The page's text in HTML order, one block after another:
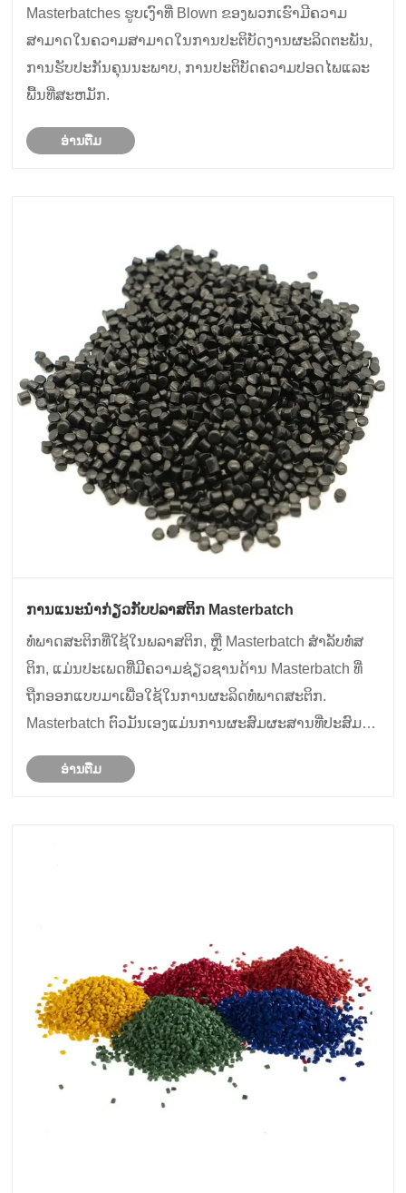
Masterbatches ຮູບເງົາທີ່ Blown ຂອງພວກເຮົາມີຄວາມ
ສາມາດໃນຄວາມສາມາດໃນການປະຕິບັດງານຜະລິດຕະພັນ,
ການຮັບປະກັນຄຸນນະພາບ, ການປະຕິບັດຄວາມປອດໄພແລະ
ພື້ນທີ່ສະຫມັກ.
ອ່ານ​ຕື່ມ
ການແນະນໍາກ່ຽວກັບປລາສຕິກ Masterbatch
ທໍ່ພາດສະຕິກທີ່ໃຊ້ໃນພລາສຕິກ, ຫຼື Masterbatch ສໍາລັບທໍ່ສ
ຕິກ, ແມ່ນປະເພດທີ່ມີຄວາມຊ່ຽວຊານດ້ານ Masterbatch ທີ່
ຖືກອອກແບບມາເພື່ອໃຊ້ໃນການຜະລິດທໍ່ພາດສະຕິກ.
Masterbatch ຕົວມັນເອງແມ່ນການຜະສົມຜະສານທີ່ປະສົມ
ເພີ່ມຄວາມເປັນເອກະພາບ, ຄວາມຕ້ານທານອາກາດ, ແລະຄຸນ
ອ່ານ​ຕື່ມ